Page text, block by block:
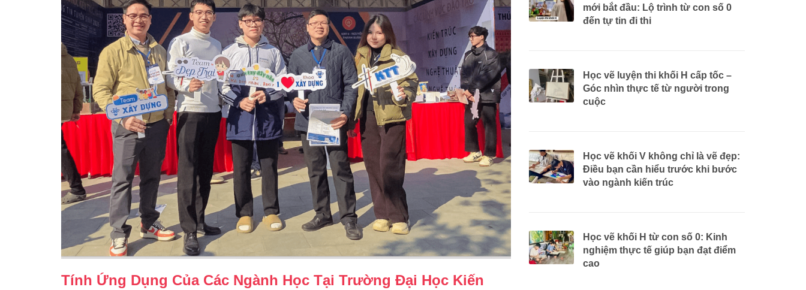
Tính Ứng Dụng Của Các Ngành Học Tại Trường Đại Học Kiến
mới bắt đầu: Lộ trình từ con số 0
đến tự tin đi thi
Học vẽ luyện thi khối H cấp tốc –
Góc nhìn thực tế từ người trong
cuộc
Học vẽ khối V không chỉ là vẽ đẹp:
Điều bạn cần hiểu trước khi bước
vào ngành kiến trúc
Học vẽ khối H từ con số 0: Kinh
nghiệm thực tế giúp bạn đạt điểm
cao